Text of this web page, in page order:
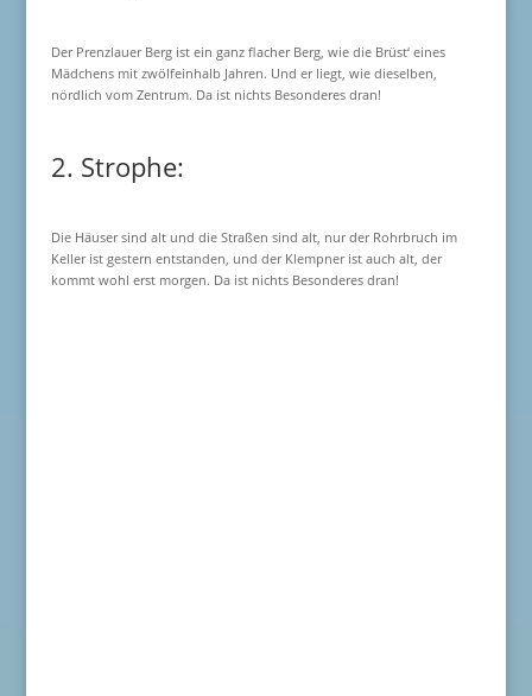
Der Prenzlauer Berg ist ein ganz flacher Berg, wie die Brüst‘ eines
Mädchens mit zwölfeinhalb Jahren. Und er liegt, wie dieselben,
nördlich vom Zentrum. Da ist nichts Besonderes dran!
2. Strophe:
Die Häuser sind alt und die Straßen sind alt, nur der Rohrbruch im
Keller ist gestern entstanden, und der Klempner ist auch alt, der
kommt wohl erst morgen. Da ist nichts Besonderes dran!